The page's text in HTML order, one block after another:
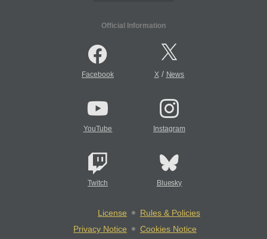
Official Information
Facebook X/ News
YouTube Instagram
Twitch Bluesky
License
Rules & Policies
Privacy Notice
Cookies Notice